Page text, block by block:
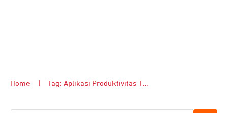
Home Tag: Aplikasi Produktivitas Terbaik